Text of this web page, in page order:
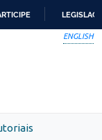
ENGLISH